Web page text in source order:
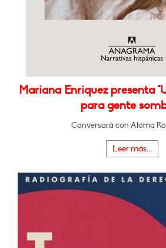
Mariana Enriquez presenta
para gente
Conversará con Aloma
Leer más...